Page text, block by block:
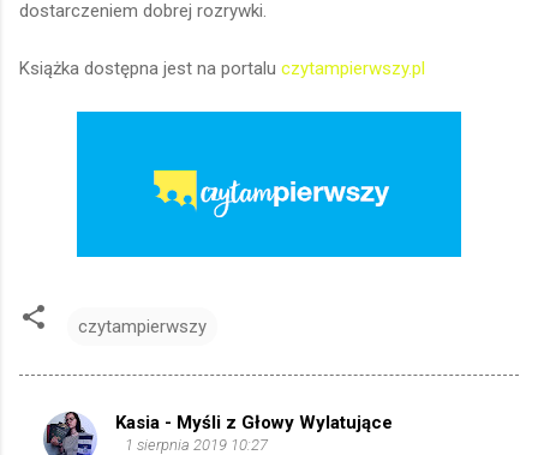
dostarczeniem dobrej rozrywki.
Książka dostępna jest na portalu czytampierwszy.pl
czytampierwszy
K
Kasia - Myśli z Głowy Wylatujące
1 sierpnia 2019 10:27